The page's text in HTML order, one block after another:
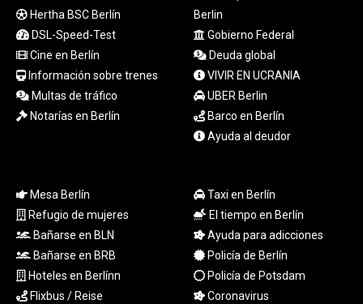
MGA
MKD 61.568318
MMK
2421.882171
MNT
4148.114639
MOP 9.32038
MWK
1999.984044
MXN 19.787625
MYR 4.718133
MZN 73.706953
NAD 18.737893
Hertha BSC Berlín
DSL-Speed-Test
Cine en Berlín
Información sobre trenes
Multas de tráfico
Notarías en Berlín
Berlin
Gobierno Federal
Deuda global
VIVIR EN UCRANIA
UBER Berlin
Barco en Berlín
Ayuda al deudor
Mesa Berlín
Refugio de mujeres
Bañarse en BLN
Bañarse en BRB
Hoteles en Berlínn
Flixbus / Reise
Taxi en Berlín
El tiempo en Berlín
Ayuda para adicciones
Policía de Berlín
Policía de Potsdam
Coronavirus